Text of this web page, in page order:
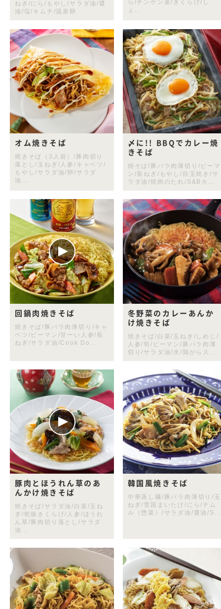
ねぎ/にら/もやし/サラダ油/醤
油/塩/キムチ/温泉卵
ら/チンゲン菜/きくらげ/し
ょ...
オム焼きそば
焼きそば（3人前）/豚肉切り
落とし/玉ねぎ/人参/キャベツ/
もやし/サラダ油/卵/サラダ
油...
〆に!! BBQでカレー焼
きそば
焼そば/豚バラ肉薄切り/ピーマ
ン/長ねぎ/もやし/目玉焼き/サ
ラダ油/焼肉のたれ/S&Bカ...
回鍋肉焼きそば
焼きそば/豚バラ肉薄切り/キャ
ベツ/ピーマン/甘ーい人参/長
ねぎ/サラダ油/Cook Do...
冬野菜のカレーあんか
け焼きそば
焼きそば/白菜/玉ねぎ/しめじ/
人参/筍/ピーマン/豚バラ肉薄
切り/サラダ油/水/鶏がらス...
豚肉とほうれん草のあ
んかけ焼きそば
焼きそば/サラダ油/白菜/玉ね
ぎ/乾燥きくらげ/人参/ほうれ
ん草/豚肉切り落とし/サラダ
油...
韓国風焼きそば
中華蒸し麺/豚バラ肉薄切り/玉
ねぎ/雪国まいたけ/にら/ナム
ル（惣菜）/サラダ油/醤油/